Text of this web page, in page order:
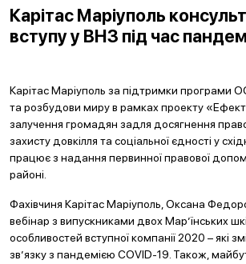
Карітас Маріуполь
вступу у ВНЗ під час
Карітас Маріуполь за підтримки програми
та розбудови миру в рамках проекту
залучення громадян задля досягнення
захисту довкілля та соціальної єдності у
працює з надання первинної правової
районі.
Фахівчиня Карітас Маріуполь, Оксана
вебінар з випускниками двох Мар’їнських
особливостей вступної компанії 2020 – які
зв’язку з пандемією COVID-19. Також,